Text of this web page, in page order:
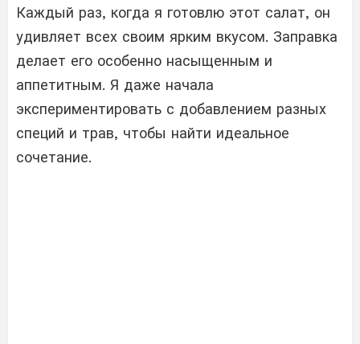
Каждый раз, когда я готовлю этот салат, он
удивляет всех своим ярким вкусом. Заправка
делает его особенно насыщенным и
аппетитным. Я даже начала
экспериментировать с добавлением разных
специй и трав, чтобы найти идеальное
сочетание.